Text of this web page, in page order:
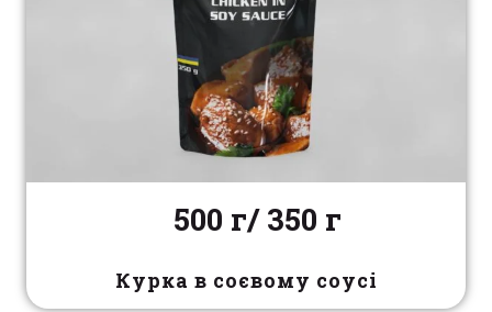
500 г/ 350 г
Курка в соєвому соусі